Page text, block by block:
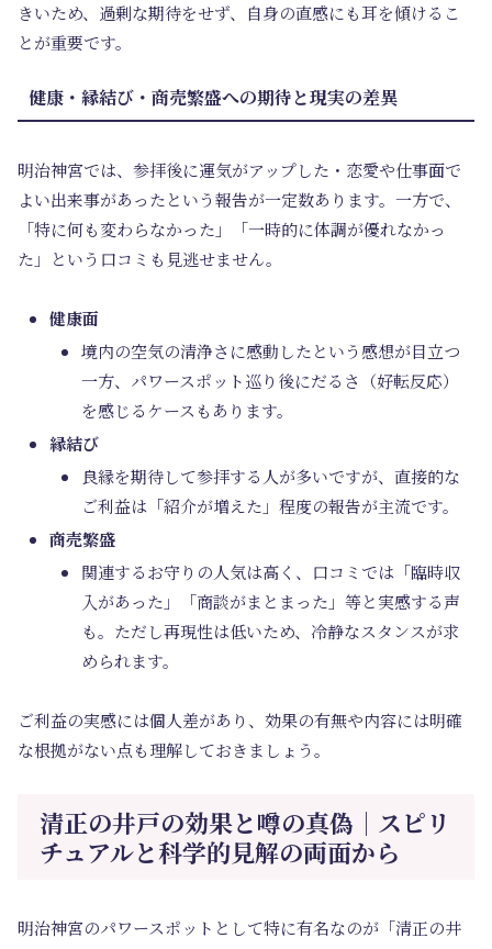
きいため、過剰な期待をせず、自身の直感にも耳を傾けるこ
とが重要です。
健康・縁結び・商売繁盛への期待と現実の差異
明治神宮では、参拝後に運気がアップした・恋愛や仕事面で
よい出来事があったという報告が一定数あります。一方で、
「特に何も変わらなかった」「一時的に体調が優れなかっ
た」という口コミも見逃せません。
健康面
境内の空気の清浄さに感動したという感想が目立つ
一方、パワースポット巡り後にだるさ（好転反応）
を感じるケースもあります。
縁結び
良縁を期待して参拝する人が多いですが、直接的な
ご利益は「紹介が増えた」程度の報告が主流です。
商売繁盛
関連するお守りの人気は高く、口コミでは「臨時収
入があった」「商談がまとまった」等と実感する声
も。ただし再現性は低いため、冷静なスタンスが求
められます。
ご利益の実感には個人差があり、効果の有無や内容には明確
な根拠がない点も理解しておきましょう。
清正の井戸の効果と噂の真偽｜スピリ
チュアルと科学的見解の両面から
明治神宮のパワースポットとして特に有名なのが「清正の井